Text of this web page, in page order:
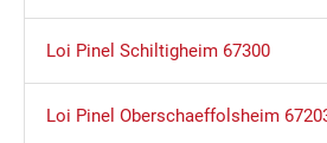
Loi Pinel Schiltigheim 67300
Loi Pinel Oberschaeffolsheim